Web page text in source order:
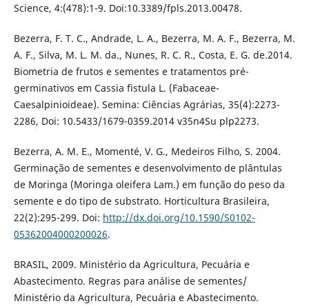
Science, 4:(478):1-9. Doi:10.3389/fpls.2013.00478.
Bezerra, F. T. C., Andrade, L. A., Bezerra, M. A. F., Bezerra, M.
A. F., Silva, M. L. M. da., Nunes, R. C. R., Costa, E. G. de.2014.
Biometria de frutos e sementes e tratamentos pré-
germinativos em Cassia fistula L. (Fabaceae-
Caesalpinioideae). Semina: Ciências Agrárias, 35(4):2273-
2286, Doi: 10.5433/1679-0359.2014 v35n4Su plp2273.
Bezerra, A. M. E., Momenté, V. G., Medeiros Filho, S. 2004.
Germinação de sementes e desenvolvimento de plântulas
de Moringa (Moringa oleifera Lam.) em função do peso da
semente e do tipo de substrato. Horticultura Brasileira,
22(2):295-299. Doi: http://dx.doi.org/10.1590/S0102-
05362004000200026.
BRASIL, 2009. Ministério da Agricultura, Pecuária e
Abastecimento. Regras para análise de sementes/
Ministério da Agricultura, Pecuária e Abastecimento.